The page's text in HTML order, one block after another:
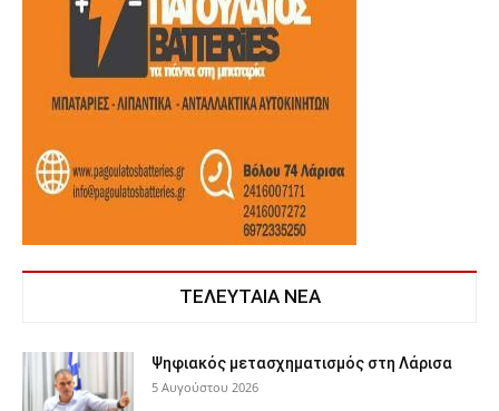
ΤΕΛΕΥΤΑΙΑ ΝΕΑ
Ψηφιακός μετασχηματισμός στη Λάρισα
5 Αυγούστου 2026